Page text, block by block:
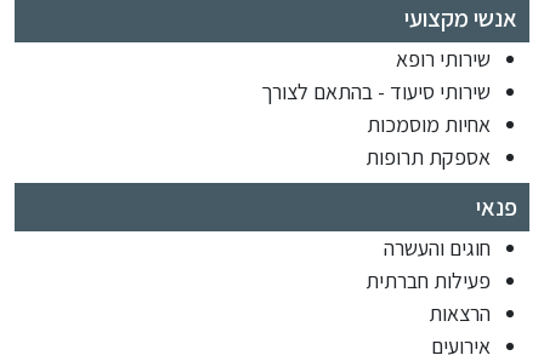
אנשי מקצועי
שירותי רופא
שירותי סיעוד - בהתאם לצורך
אחיות מוסמכות
אספקת תרופות
פנאי
חוגים והעשרה
פעילות חברתית
הרצאות
אירועים